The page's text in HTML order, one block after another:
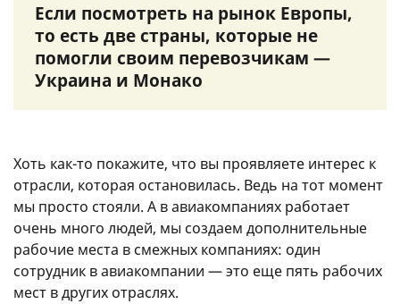
Если посмотреть на рынок Европы,
то есть две страны, которые не
помогли своим перевозчикам —
Украина и Монако
Хоть как-то покажите, что вы проявляете интерес к
отрасли, которая остановилась. Ведь на тот момент
мы просто стояли. А в авиакомпаниях работает
очень много людей, мы создаем дополнительные
рабочие места в смежных компаниях: один
сотрудник в авиакомпании — это еще пять рабочих
мест в других отраслях.